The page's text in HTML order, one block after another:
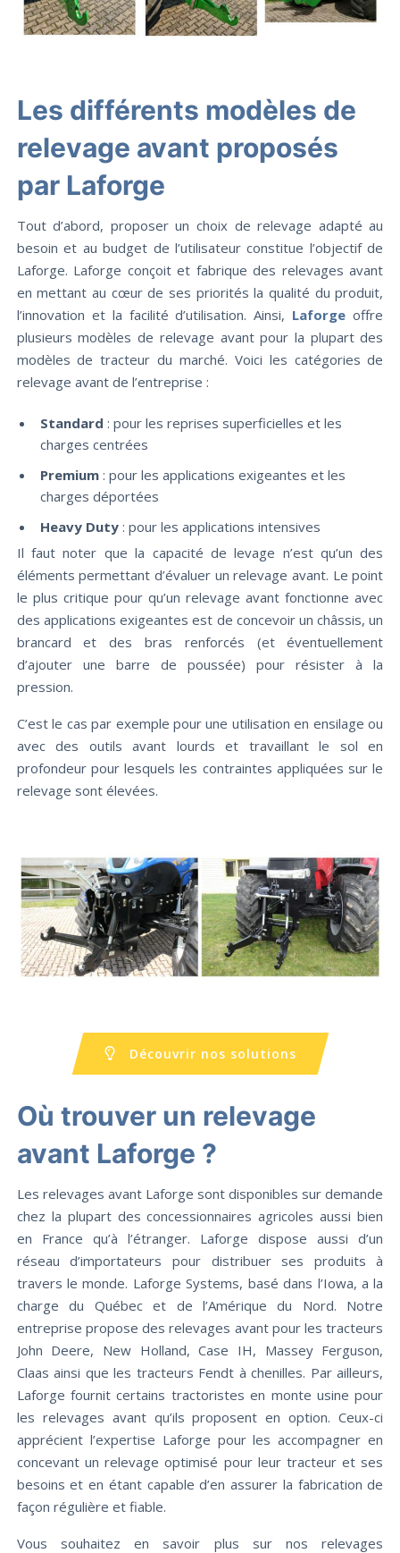
Les différents modèles de
relevage avant proposés
par Laforge
Tout d’abord, proposer un choix de relevage adapté au
besoin et au budget de l’utilisateur constitue l’objectif de
Laforge. Laforge conçoit et fabrique des relevages avant
en mettant au cœur de ses priorités la qualité du produit,
l’innovation et la facilité d’utilisation. Ainsi, Laforge offre
plusieurs modèles de relevage avant pour la plupart des
modèles de tracteur du marché. Voici les catégories de
relevage avant de l’entreprise :
Standard : pour les reprises superficielles et les
charges centrées
Premium : pour les applications exigeantes et les
charges déportées
Heavy Duty: pour les applications intensives
Il faut noter que la capacité de levage n’est qu’un des
éléments permettant d’évaluer un relevage avant. Le point
le plus critique pour qu’un relevage avant fonctionne avec
des applications exigeantes est de concevoir un châssis, un
brancard et des bras renforcés (et éventuellement
d’ajouter une barre de poussée) pour résister à la
pression.
C’est le cas par exemple pour une utilisation en ensilage ou
avec des outils avant lourds et travaillant le sol en
profondeur pour lesquels les contraintes appliquées sur le
relevage sont élevées.
Découvrir nos solutions
Où trouver un relevage
avant Laforge ?
Les relevages avant Laforge sont disponibles sur demande
chez la plupart des concessionnaires agricoles aussi bien
en France qu’à l’étranger. Laforge dispose aussi d’un
réseau d’importateurs pour distribuer ses produits à
travers le monde. Laforge Systems, basé dans l’Iowa, a la
charge du Québec et de l’Amérique du Nord. Notre
entreprise propose des relevages avant pour les tracteurs
John Deere, New Holland, Case IH, Massey Ferguson,
Claas ainsi que les tracteurs Fendt à chenilles. Par ailleurs,
Laforge fournit certains tractoristes en monte usine pour
les relevages avant qu’ils proposent en option. Ceux-ci
apprécient l’expertise Laforge pour les accompagner en
concevant un relevage optimisé pour leur tracteur et ses
besoins et en étant capable d’en assurer la fabrication de
façon régulière et fiable.
Vous souhaitez en savoir plus sur nos relevages